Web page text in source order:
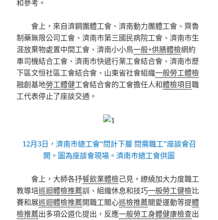
和參考。
會上，來自濟鋼團體工會、濟南動力團體工會、齊魯
制藥無限公司工會、濟南市第三國民病院工會、濟南市生
涯放棄物處置中間工會、濟南小小鳥一般+供膳體檢網約
車司機結合工會、濟南市快遞行業工會結合會、濟南市歷
下區文恒社區工會結合會、山東省社會組織一般勞工體檢
融創基地勞工體健工會結合會的工會擔任人和體檢項目職
工代表停止了座談交通。
12月3日，濟南市總工會“問計下層 問需職工”座談會召
開。圖為座談會現場。濟南市總工會供圖
會上，大師各抒餐飲業體檢己見，繚繞加大力度職工
教導培巡迴體檢推薦訓、組織休息和技巧一般勞工健檢比
賽和展巡迴體檢推薦開職工關心巡檢推薦關愛運動等提體
檢推薦出多項公道化提出，反應一般勞工身體健康檢查出